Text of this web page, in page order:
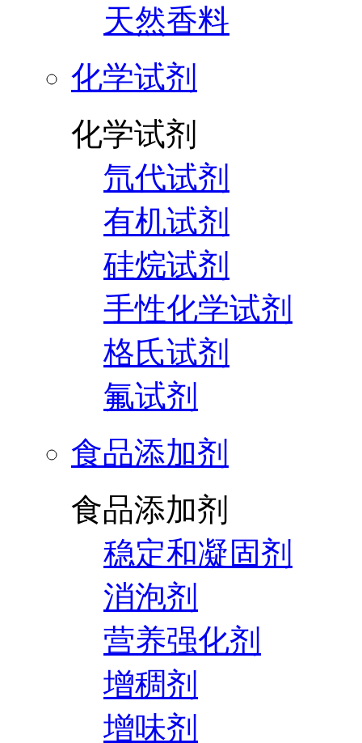
天然香料
化学试剂
化学试剂
氘代试剂
有机试剂
硅烷试剂
手性化学试剂
格氏试剂
氟试剂
食品添加剂
食品添加剂
稳定和凝固剂
消泡剂
营养强化剂
增稠剂
增味剂